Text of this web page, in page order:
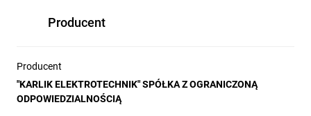
Producent
Producent
"KARLIK ELEKTROTECHNIK" SPÓŁKA Z OGRANICZONĄ
ODPOWIEDZIALNOŚCIĄ